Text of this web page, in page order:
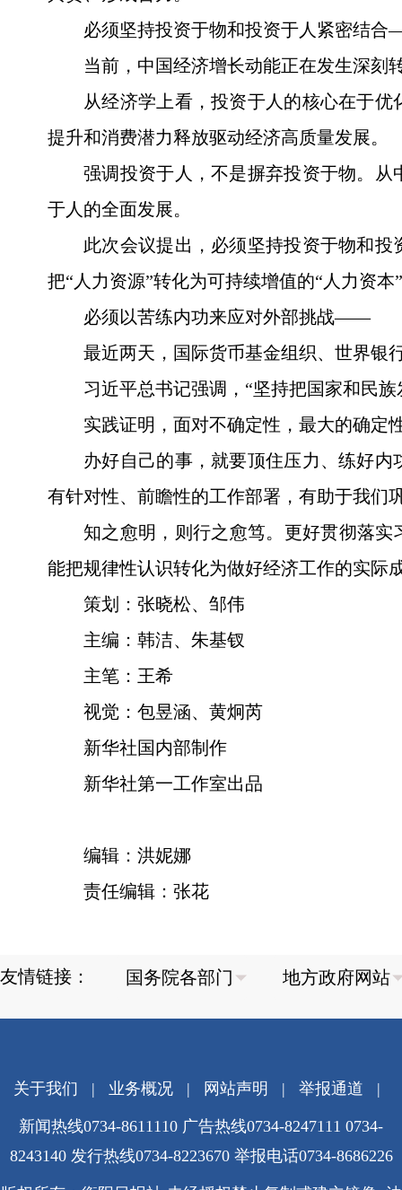
必须坚持投资于物和投资于人紧密结
当前，中国经济增长动能正在发生深刻
从经济学上看，投资于人的核心在于
提升和消费潜力释放驱动经济高质量发展。
强调投资于人，不是摒弃投资于物。
于人的全面发展。
此次会议提出，必须坚持投资于物和
把“人力资源”转化为可持续增值的“人力资
必须以苦练内功来应对外部挑战——
最近两天，国际货币基金组织、世界银
习近平总书记强调，“坚持把国家和民
实践证明，面对不确定性，最大的确定
办好自己的事，就要顶住压力、练好
有针对性、前瞻性的工作部署，有助于我们
知之愈明，则行之愈笃。更好贯彻落
能把规律性认识转化为做好经济工作的实际
策划：张晓松、邹伟
主编：韩洁、朱基钗
主笔：王希
视觉：包昱涵、黄炯芮
新华社国内部制作
新华社第一工作室出品
编辑：洪妮娜
责任编辑：张花
友情链接：
关于我们 | 业务概况| 网站声明 | 举报通道 |
新闻热线0734-8611110 广告热线0734-8247111 0734-
8243140 发行热线0734-8223670 举报电话0734-8686226